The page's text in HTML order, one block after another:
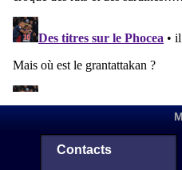
Contacts